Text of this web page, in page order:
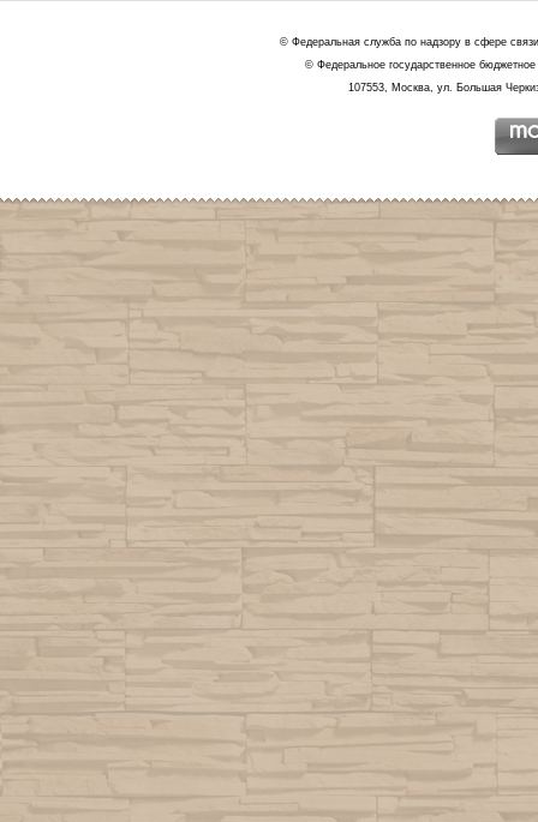
© Федеральная служба по надзору в сфере
© Федеральное государственное
107553, Москва, ул. Большая